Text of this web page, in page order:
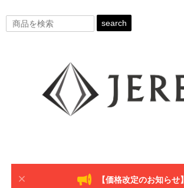
search
【価格改定のお知らせ】